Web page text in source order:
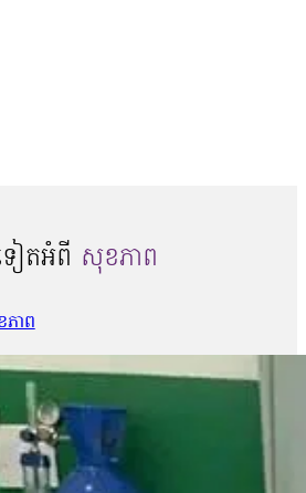
ៀតអំពី សុខភាព
ាព